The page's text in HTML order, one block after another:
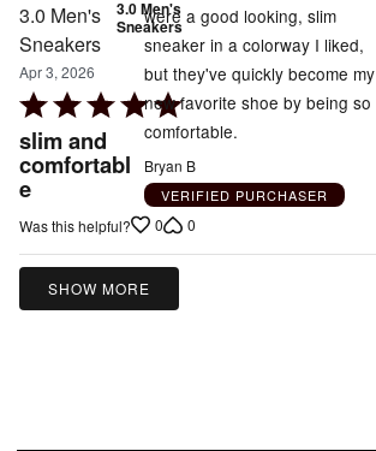
3.0 Men's
Sneakers
Apr 3, 2026
Rated
5
out
of
5
slim and
comfortabl
e
were a good looking, slim
sneaker in a colorway I liked,
but they've quickly become my
new favorite shoe by being so
comfortable.
Bryan B
VERIFIED PURCHASER
Was this helpful? 0 0
SHOW MORE